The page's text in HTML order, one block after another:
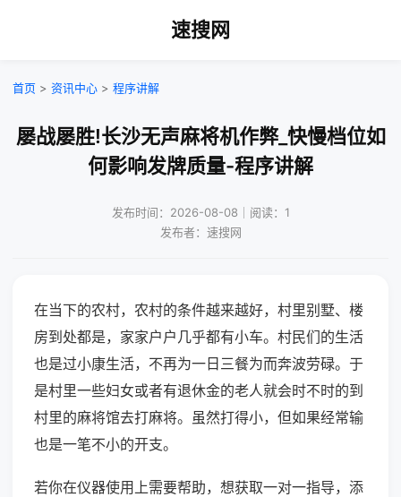
速搜网
首页 > 资讯中心 > 程序讲解
屡战屡胜!长沙无声麻将机作弊_快慢档位如
何影响发牌质量-程序讲解
发布时间：2026-08-08｜阅读：1
发布者：速搜网
在当下的农村，农村的条件越来越好，村里别墅、楼
房到处都是，家家户户几乎都有小车。村民们的生活
也是过小康生活，不再为一日三餐为而奔波劳碌。于
是村里一些妇女或者有退休金的老人就会时不时的到
村里的麻将馆去打麻将。虽然打得小，但如果经常输
也是一笔不小的开支。
若你在仪器使用上需要帮助，想获取一对一指导，添